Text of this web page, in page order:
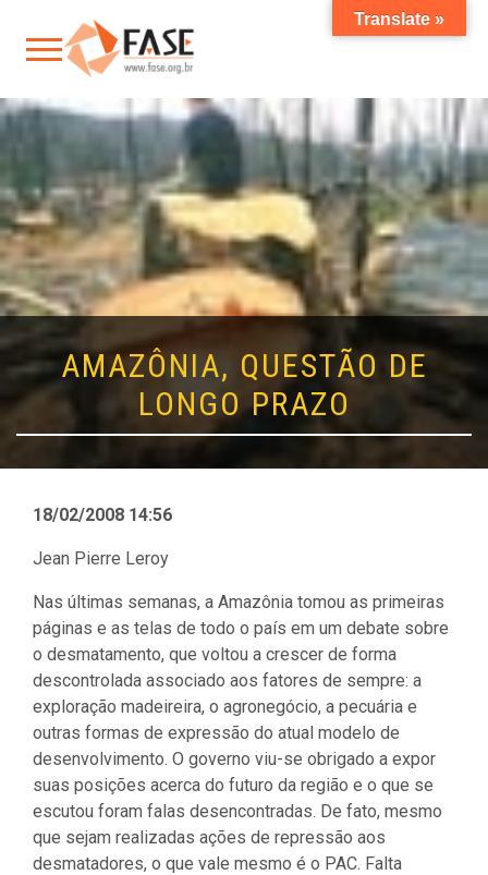
AMAZÔNIA, QUESTÃO DE
LONGO PRAZO
18/02/2008 14:56
Jean Pierre Leroy
Nas últimas semanas, a Amazônia tomou as primeiras
páginas e as telas de todo o país em um debate sobre
o desmatamento, que voltou a crescer de forma
descontrolada associado aos fatores de sempre: a
exploração madeireira, o agronegócio, a pecuária e
outras formas de expressão do atual modelo de
desenvolvimento. O governo viu-se obrigado a expor
suas posições acerca do futuro da região e o que se
escutou foram falas desencontradas. De fato, mesmo
que sejam realizadas ações de repressão aos
desmatadores, o que vale mesmo é o PAC. Falta
Translate »